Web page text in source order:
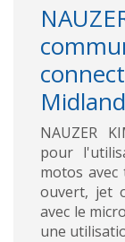
Midland
NAUZER
pour
motos avec
ouvert, jet
avec le
une